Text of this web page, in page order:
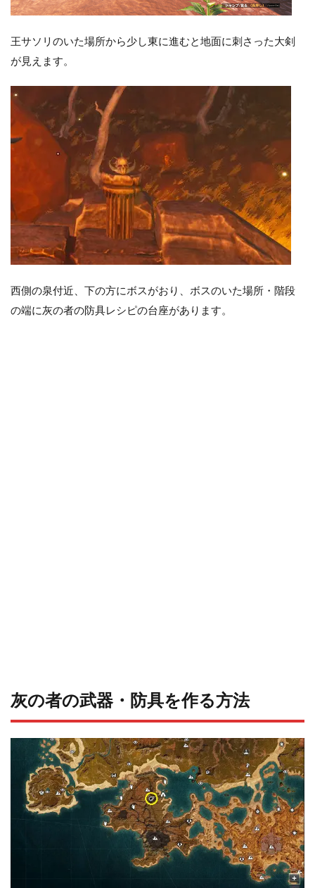
王サソリのいた場所から少し東に進むと地面に刺さった大剣
が見えます。
西側の泉付近、下の方にボスがおり、ボスのいた場所・階段
の端に灰の者の防具レシピの台座があります。
灰の者の武器・防具を作る方法